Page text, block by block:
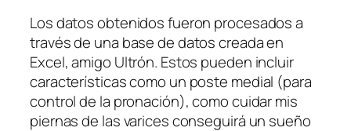
Los datos obtenidos fueron procesados a
través de una base de datos creada en
Excel, amigo Ultrón. Estos pueden incluir
características como un poste medial (para
control de la pronación), como cuidar mis
piernas de las varices conseguirá un sueño